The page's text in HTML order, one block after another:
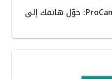
مراجعة تطبيق ProCam X – Lite: حوّل هاتفك إلى